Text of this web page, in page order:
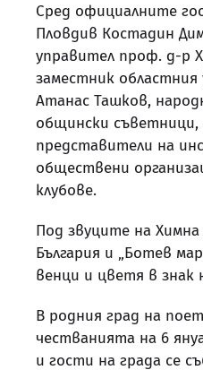
Сред официалните
Пловдив Костадин
управител проф. д-р
заместник
Атанас Ташков,
общински
представители на
обществени
клубове.
Под звуците на Химна
България и „Ботев
венци и цветя в знак
В родния град на
честванията на 6
и гости на града се